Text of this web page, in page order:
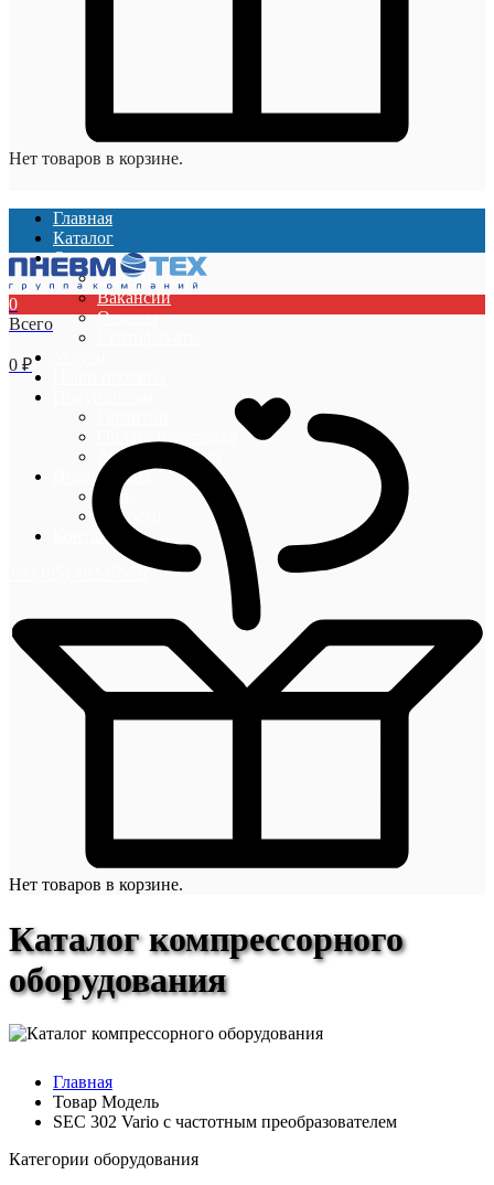
Нет товаров в корзине.
Главная
Каталог
О компании
О компании
Вакансии
Отзывы
Акции и скидки
Информация
Блог
Новости
Контакты
0
Всего
0 ₽
Нет товаров в корзине.
Каталог компрессорного
оборудования
Главная
Товар Модель
SEC 302 Vario с частотным преобразователем
Категории оборудования